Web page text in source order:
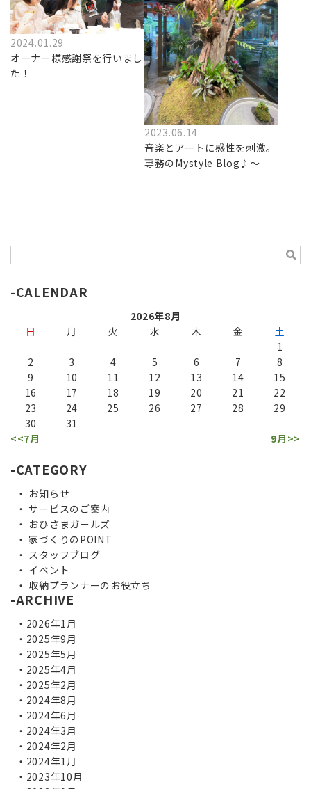
2024.01.29
オーナー様感謝祭を行いまし
た！
2023.06.14
音楽とアートに感性を刺激。
専務のMystyle Blog♪～
CALENDAR
2026年8月
日
月 火 水 木 金
土
1
2
3 4 5 6 7
8
9
10 11 12 13 14
15
16
17 18 19 20 21
22
23
24 25 26 27 28
29
30
31
<<7月
9月>>
CATEGORY
お知らせ
サービスのご案内
おひさまガールズ
家づくりのPOINT
スタッフブログ
イベント
収納プランナーのお役立ち
ARCHIVE
2026年1月
2025年9月
2025年5月
2025年4月
2025年2月
2024年8月
2024年6月
2024年3月
2024年2月
2024年1月
2023年10月